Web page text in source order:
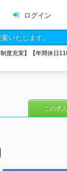
ログイン
いたします。
制度充実】【年間休日
この求